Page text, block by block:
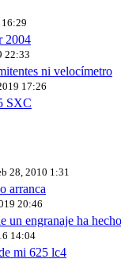
2004
22:33
ni velocímetro
17:26
SXC
28, 2010 1:31
arranca
20:46
engranaje ha
14:04
mi 625 lc4